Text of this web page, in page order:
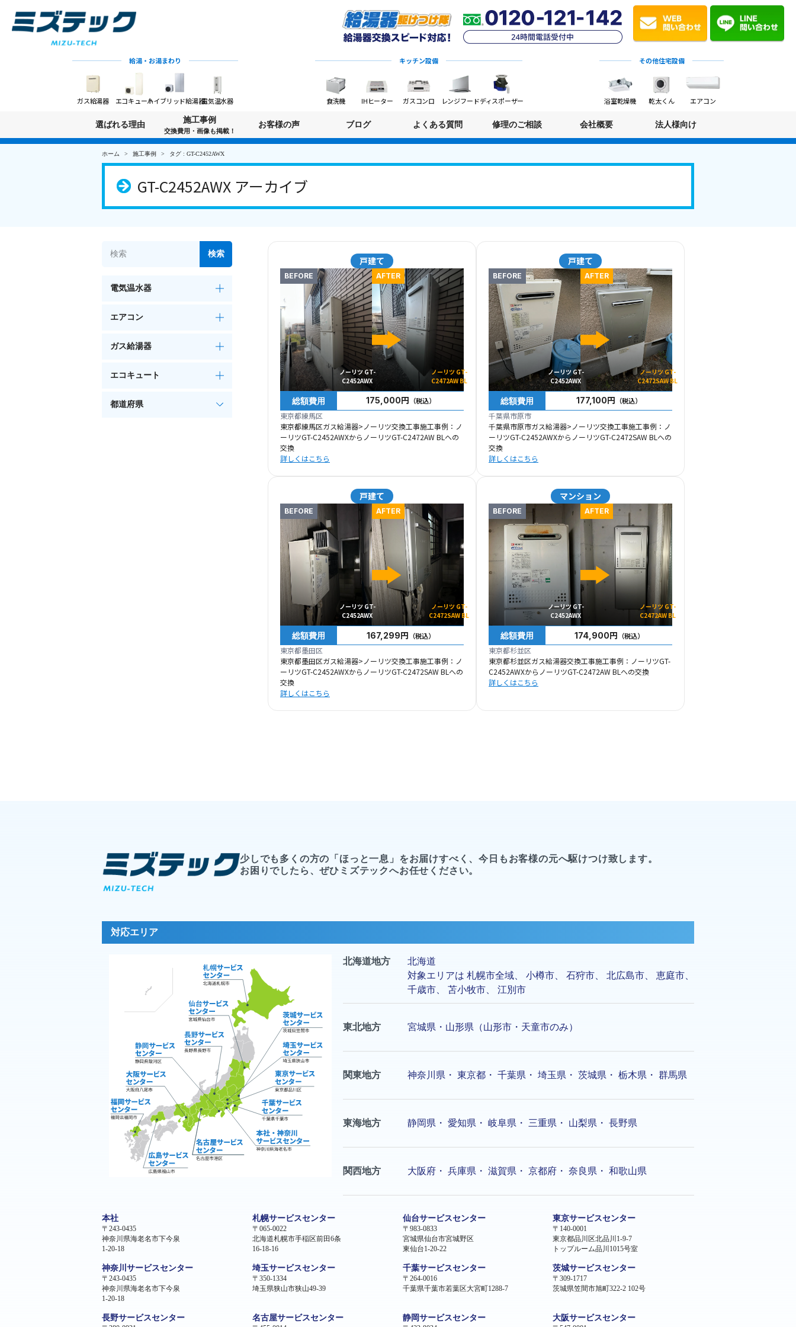
給湯・お湯まわり
ガス給湯器 エコキュートハイブリッド給湯器電気温水器
キッチン設備
食洗機 IHヒーター ガスコンロ レンジフードディスポーザー
その他住宅設備
浴室乾燥機 乾太くん エアコン
選ばれる理由
施工事例
交換費用・画像も掲載！
お客様の声 ブログ よくある質問 修理のご相談 会社概要 法人様向け
ホーム 施工事例 タグ : GT-C2452AWX
GT-C2452AWX アーカイブ
戸建て
BEFORE
ノーリツ GT-
C2452AWX
AFTER
ノーリツ GT-
C2472AW BL
総額費用 175,000円 （税込）
東京都練馬区
東京都練馬区ガス給湯器>ノーリツ交換工事施工事例：ノ
ーリツGT-C2452AWXからノーリツGT-C2472AW BLへの
交換
詳しくはこちら
戸建て
BEFORE
ノーリツ GT-
C2452AWX
AFTER
ノーリツ GT-
C2472SAW BL
総額費用 177,100円 （税込）
千葉県市原市
千葉県市原市ガス給湯器>ノーリツ交換工事施工事例：ノ
ーリツGT-C2452AWXからノーリツGT-C2472SAW BLへの
交換
詳しくはこちら
戸建て
BEFORE
ノーリツ GT-
C2452AWX
AFTER
ノーリツ GT-
C2472SAW BL
総額費用 167,299円 （税込）
東京都墨田区
東京都墨田区ガス給湯器>ノーリツ交換工事施工事例：ノ
ーリツGT-C2452AWXからノーリツGT-C2472SAW BLへの
交換
詳しくはこちら
マンション
BEFORE
ノーリツ GT-
C2452AWX
AFTER
ノーリツ GT-
C2472AW BL
総額費用 174,900円 （税込）
東京都杉並区
東京都杉並区ガス給湯器交換工事施工事例：ノーリツGT-
C2452AWXからノーリツGT-C2472AW BLへの交換
詳しくはこちら
電気温水器
エアコン
ガス給湯器
エコキュート
少しでも多くの方の「ほっと一息」をお届けすべく、今日もお客様の元へ駆けつけ致します。
お困りでしたら、ぜひミズテックへお任せください。
対応エリア
北海道地方
北海道
対象エリアは 札幌市全域、 小樽市 石狩市 北広島市 恵庭市
千歳市
苫小牧市 江別市
東北地方 宮城県・山形県（山形市・天童市のみ）
関東地方 神奈川県 ・ 東京都 ・ 千葉県 ・ 埼玉県 ・ 茨城県 ・ 栃木県 ・ 群馬県
東海地方 静岡県 ・ 愛知県 ・ 岐阜県 ・ 三重県 ・ 山梨県 ・ 長野県
関西地方 大阪府 ・ 兵庫県 ・ 滋賀県 ・ 京都府 ・ 奈良県 ・ 和歌山県
本社
〒243-0435
神奈川県海老名市下今泉
1-20-18
札幌サービスセンター
〒065-0022
北海道札幌市手稲区前田6条
16-18-16
仙台サービスセンター
〒983-0833
宮城県仙台市宮城野区
東仙台1-20-22
東京サービスセンター
〒140-0001
東京都品川区北品川1-9-7
トップルーム品川1015号室
神奈川サービスセンター
〒243-0435
神奈川県海老名市下今泉
1-20-18
埼玉サービスセンター
〒350-1334
埼玉県狭山市狭山49-39
千葉サービスセンター
〒264-0016
千葉県千葉市若葉区大宮町1288-7
茨城サービスセンター
〒309-1717
茨城県笠間市旭町322-2 102号
長野サービスセンター 名古屋サービスセンター 静岡サービスセンター 大阪サービスセンター